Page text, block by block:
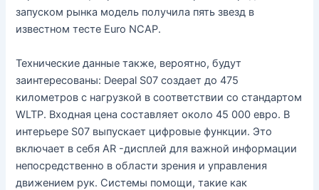
запуском рынка модель получила пять звезд в
известном тесте Euro NCAP.
Технические данные также, вероятно, будут
заинтересованы: Deepal S07 создает до 475
километров с нагрузкой в ​​соответствии со стандартом
WLTP. Входная цена составляет около 45 000 евро. В
интерьере S07 выпускает цифровые функции. Это
включает в себя AR -дисплей для важной информации
непосредственно в области зрения и управления
движением рук. Системы помощи, такие как